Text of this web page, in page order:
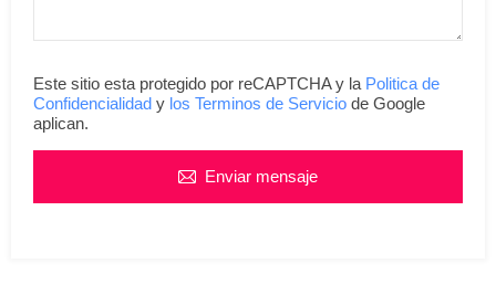
Este sitio esta protegido por reCAPTCHA y la Politica de
Confidencialidad y los Terminos de Servicio de Google
aplican.
Enviar mensaje